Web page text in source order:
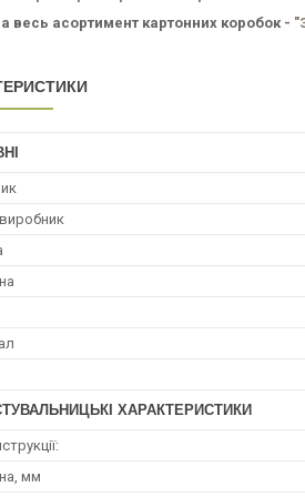
весь асортимент картонних коробок -
ХАРАКТЕРИСТИКИ
мм